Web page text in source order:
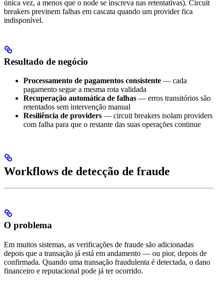
única vez, a menos que o node se inscreva nas retentativas). Circuit
breakers previnem falhas em cascata quando um provider fica
indisponível.
Resultado de negócio
Processamento de pagamentos consistente — cada
pagamento segue a mesma rota validada
Recuperação automática de falhas — erros transitórios são
retentados sem intervenção manual
Resiliência de providers — circuit breakers isolam providers
com falha para que o restante das suas operações continue
Workflows de detecção de fraude
O problema
Em muitos sistemas, as verificações de fraude são adicionadas
depois que a transação já está em andamento — ou pior, depois de
confirmada. Quando uma transação fraudulenta é detectada, o dano
financeiro e reputacional pode já ter ocorrido.